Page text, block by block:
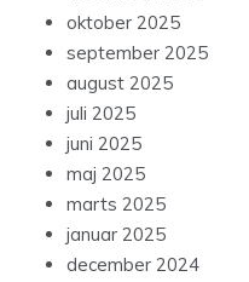
oktober 2025
september 2025
august 2025
juli 2025
juni 2025
maj 2025
marts 2025
januar 2025
december 2024